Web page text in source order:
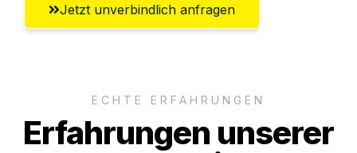
Jetzt unverbindlich anfragen
ECHTE ERFAHRUNGEN
Erfahrungen unserer